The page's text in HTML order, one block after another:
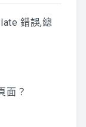
錯誤,總
面？